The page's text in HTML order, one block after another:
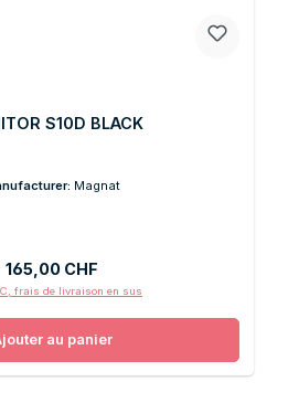
S10D BLACK
Magnat
Prix régulier :
165,00 CHF
frais de livraison en sus
au panier